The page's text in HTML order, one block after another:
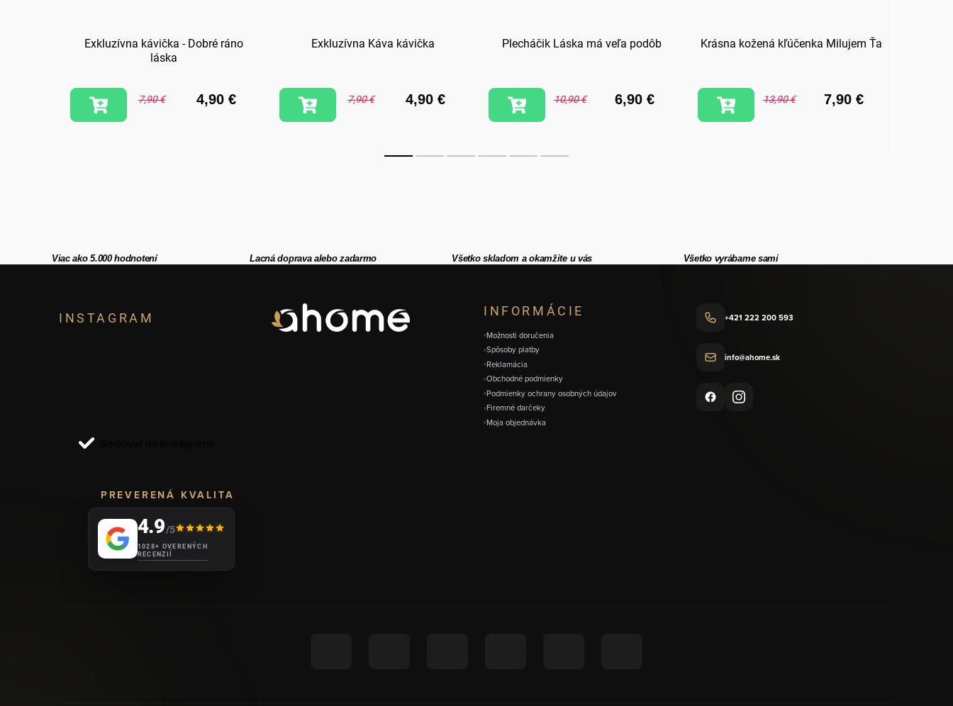
Exkluzívna kávička - Dobré ráno
láska
7,90 € 4,90 €
Exkluzívna Káva kávička
7,90 € 4,90 €
Plecháčik Láska má veľa podôb
10,90 € 6,90 €
Krásna kožená kľúčenka Milujem Ťa
13,90 € 7,90 €
Viac ako 5.000 hodnotení Lacná doprava alebo zadarmo Všetko skladom a okamžite u vás Všetko vyrábame sami
INSTAGRAM INFORMÁCIE
Možnosti doručenia
Spôsoby platby
Reklamácia
Obchodné podmienky
Podmienky ochrany osobných údajov
Firemné darčeky
Moja objednávka
+421 222 200 593
info@ahome.sk
PREVERENÁ KVALITA
4.9/5
1028+ OVERENÝCH
RECENZIÍ